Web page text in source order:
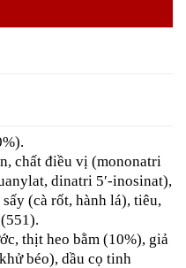
chất điều vị (mononatri
dinatri 5′-inosinat),
(cà rốt, hành lá), tiêu,
thịt heo bằm (10%), giả
béo), dầu cọ tinh